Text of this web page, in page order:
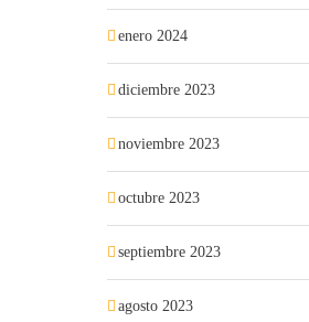
enero 2024
diciembre 2023
noviembre 2023
octubre 2023
septiembre 2023
agosto 2023